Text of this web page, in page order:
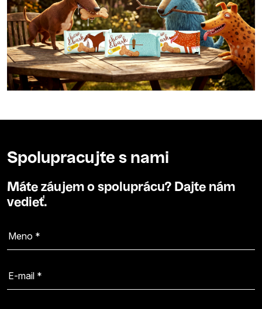
Spolupracujte s nami
Máte záujem o spoluprácu? Dajte nám
vedieť.